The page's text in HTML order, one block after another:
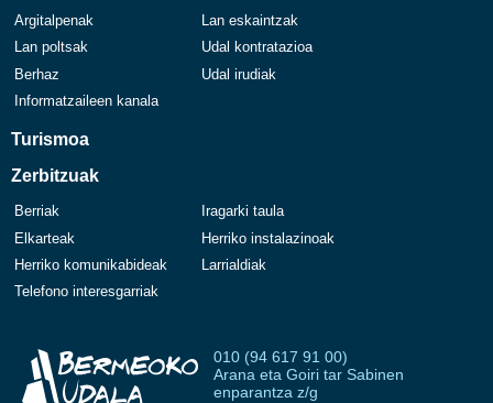
Argitalpenak
Lan eskaintzak
Lan poltsak
Udal kontratazioa
Berhaz
Udal irudiak
Informatzaileen kanala
Turismoa
Zerbitzuak
Berriak
Iragarki taula
Elkarteak
Herriko instalazinoak
Herriko komunikabideak
Larrialdiak
Telefono interesgarriak
010 (94 617 91 00)
Arana eta Goiri tar Sabinen
enparantza z/g